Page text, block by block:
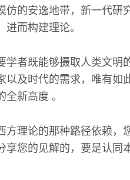
仿的安逸地带，新一代研
而构建理论。
学者既能够摄取人类文明
以及时代的需求，唯有如
新高度 。
方理论的那种路径依赖，
享您的见解的，要是认同